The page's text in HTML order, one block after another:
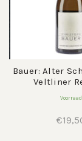
Bauer: Alter
Veltliner
Voorraad
€